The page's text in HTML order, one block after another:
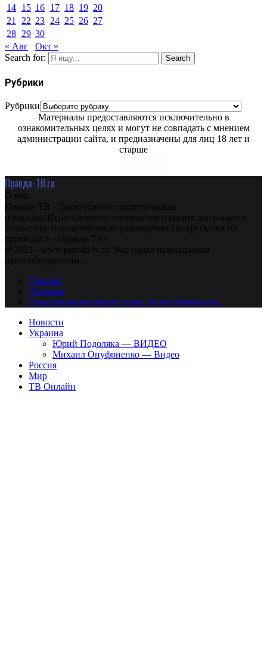
14 15 16 17 18 19 20
21
22 23 24 25 26 27
28 29 30
« Авг
Окт »
Search for:
Search
Рубрики
Рубрики
Материалы предоставляются исключительно в
ознакомительных целях и могут не совпадать с мнением
администрации сайта, и предназначены для лиц 18 лет и
старше
Правда-ТВ.ru
О нас
Правда-ТВ - Дискуссионно политическая
площадка.Использование материалов издания допускается
только при одновременном размещении гиперссылки на
оригинал в «Правда-ТВ»
@2023 - www.pravda-tv.ru. Все права принадлежат
правообладателям.
Главная
Авторам
Владельцам авторских прав. Ответственности.
Новости
Украина
Юрий Подоляка — ВИДЕО
Михаил Онуфриенко — Видео
Россия
Мир
ТВ Онлайн